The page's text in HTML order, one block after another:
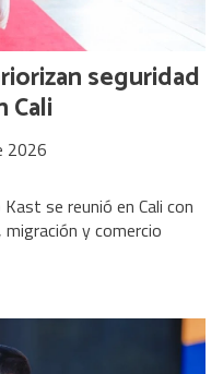
seguridad
Cali
2026
se reunió en Cali con
migración y comercio